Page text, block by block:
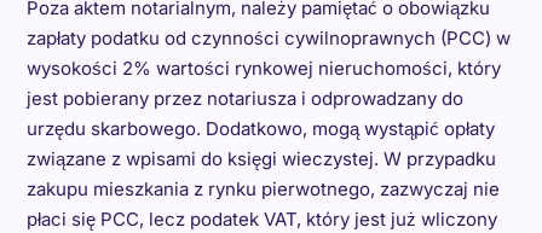
Poza aktem notarialnym, należy pamiętać o obowiązku
zapłaty podatku od czynności cywilnoprawnych (PCC) w
wysokości 2% wartości rynkowej nieruchomości, który
jest pobierany przez notariusza i odprowadzany do
urzędu skarbowego. Dodatkowo, mogą wystąpić opłaty
związane z wpisami do księgi wieczystej. W przypadku
zakupu mieszkania z rynku pierwotnego, zazwyczaj nie
płaci się PCC, lecz podatek VAT, który jest już wliczony